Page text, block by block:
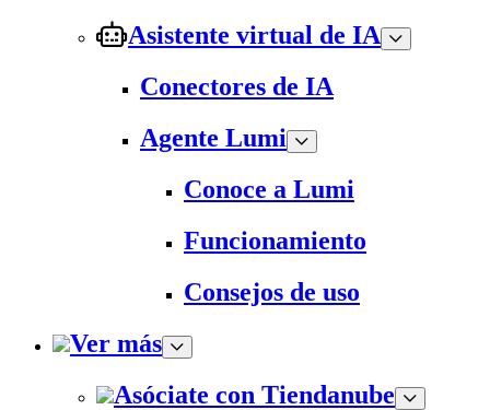
Asistente virtual de IA
Conectores de IA
Agente Lumi
Conoce a Lumi
Funcionamiento
Consejos de uso
Ver más
Asóciate con Tiendanube